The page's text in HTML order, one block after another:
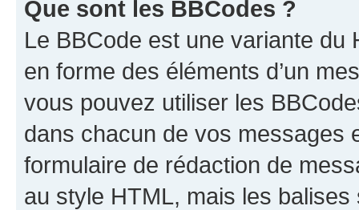
Que sont les BBCodes ?
Le BBCode est une variante du
en forme des éléments d’un
vous pouvez utiliser les
dans chacun de vos messages
formulaire de rédaction de
au style HTML, mais les